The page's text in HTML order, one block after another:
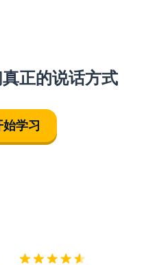
正的说话方式
学习